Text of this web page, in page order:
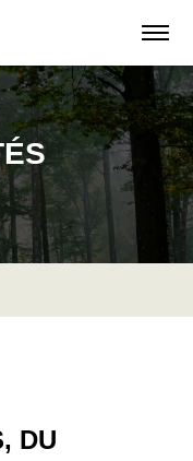
DU